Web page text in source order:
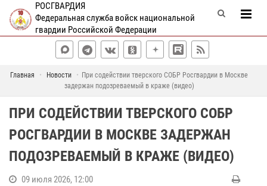
РОСГВАРДИЯ
Федеральная служба войск национальной
гвардии Российской Федерации
Главная Новости
При содействии тверского СОБР Росгвардии в Москве
задержан подозреваемый в краже (видео)
ПРИ СОДЕЙСТВИИ ТВЕРСКОГО СОБР
РОСГВАРДИИ В МОСКВЕ ЗАДЕРЖАН
ПОДОЗРЕВАЕМЫЙ В КРАЖЕ (ВИДЕО)
09 июля 2026, 12:00